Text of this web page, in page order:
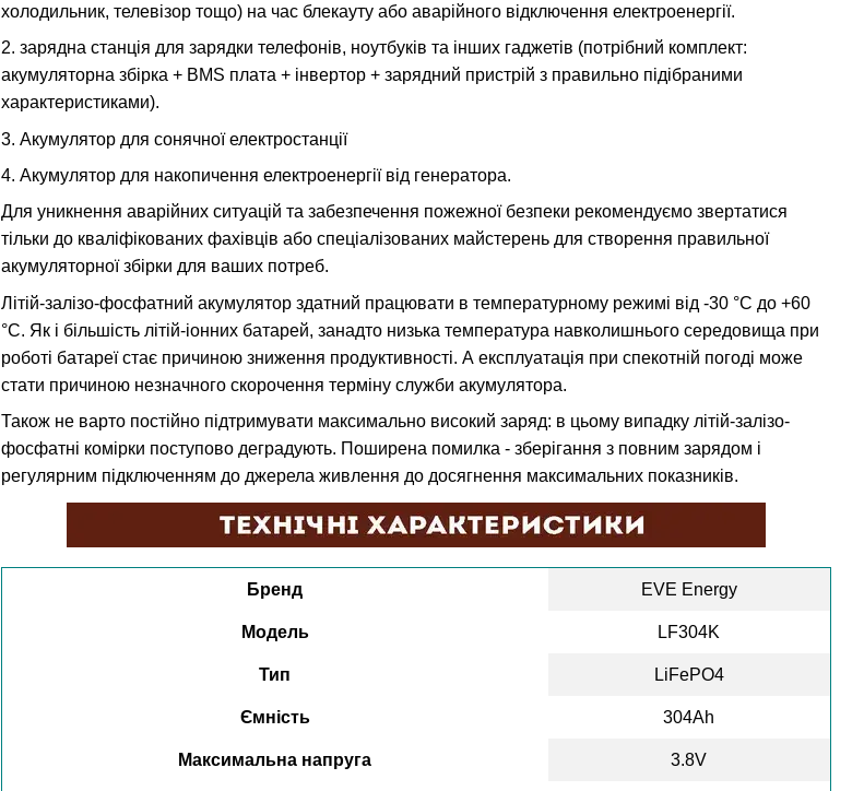
холодильник, телевізор тощо) на час блекауту або аварійного відключення електроенергії.
2. зарядна станція для зарядки телефонів, ноутбуків та інших гаджетів (потрібний комплект:
акумуляторна збірка + BMS плата + інвертор + зарядний пристрій з правильно підібраними
характеристиками).
3. Акумулятор для сонячної електростанції
4. Акумулятор для накопичення електроенергії від генератора.
Для уникнення аварійних ситуацій та забезпечення пожежної безпеки рекомендуємо звертатися
тільки до кваліфікованих фахівців або спеціалізованих майстерень для створення правильної
акумуляторної збірки для ваших потреб.
Літій-залізо-фосфатний акумулятор здатний працювати в температурному режимі від -30 °C до +60
°C. Як і більшість літій-іонних батарей, занадто низька температура навколишнього середовища при
роботі батареї стає причиною зниження продуктивності. А експлуатація при спекотній погоді може
стати причиною незначного скорочення терміну служби акумулятора.
Також не варто постійно підтримувати максимально високий заряд: в цьому випадку літій-залізо-
фосфатні комірки поступово деградують. Поширена помилка - зберігання з повним зарядом і
регулярним підключенням до джерела живлення до досягнення максимальних показників.
Бренд EVE Energy
Модель LF304K
Тип LiFePO4
Ємність 304Ah
Максимальна напруга 3.8V